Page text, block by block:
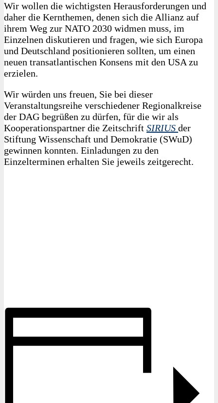
Wir wollen die wichtigsten Herausforderungen und
daher die Kernthemen, denen sich die Allianz auf
ihrem Weg zur NATO 2030 widmen muss, im
Einzelnen diskutieren und fragen, wie sich Europa
und Deutschland positionieren sollten, um einen
neuen transatlantischen Konsens mit den USA zu
erzielen.
Wir würden uns freuen, Sie bei dieser
Veranstaltungsreihe verschiedener Regionalkreise
der DAG begrüßen zu dürfen, für die wir als
Kooperationspartner die Zeitschrift SIRIUS der
Stiftung Wissenschaft und Demokratie (SWuD)
gewinnen konnten. Einladungen zu den
Einzelterminen erhalten Sie jeweils zeitgerecht.